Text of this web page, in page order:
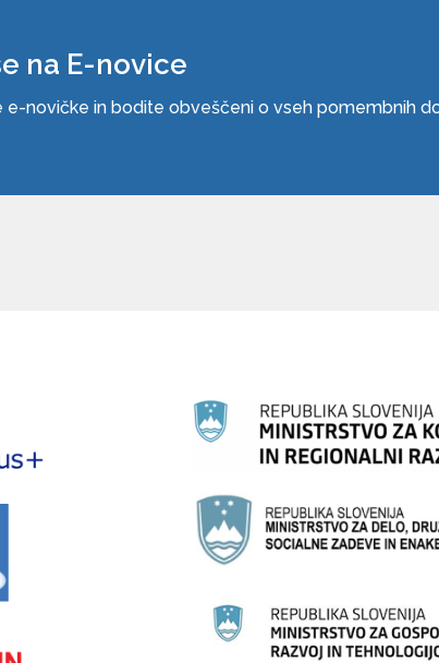
na E-novice
e-novičke in bodite obveščeni o vseh pomembnih